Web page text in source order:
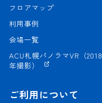
フロアマップ
利用事例
会場一覧
ACU札幌パノラマVR（2018
年撮影）
ご利用について